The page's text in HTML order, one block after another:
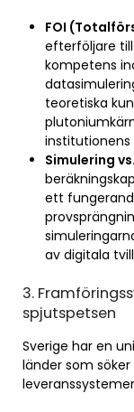
FOI
efterföljare till
kompetens
teoretiska
institutionens
Simulering
ett
av digitala
3.
spjutspetsen
Sverige har en
länder som